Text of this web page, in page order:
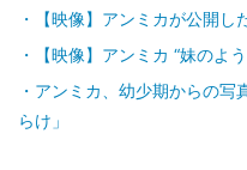
【映像】アンミカが公開し
【映像】アンミカ “妹のよ
アンミカ、幼少期からの写
らけ」